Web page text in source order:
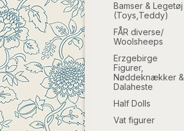
Bamser & Legetøj
(Toys,Teddy)
FÅR diverse/
Woolsheeps
Erzgebirge
Figurer,
Nøddeknækker &
Dalaheste
Half Dolls
Vat figurer